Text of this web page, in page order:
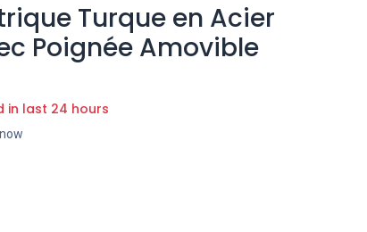
Turque en Acier
Poignée Amovible
in last 24 hours